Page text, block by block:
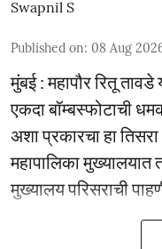
Swapnil S
Published on: 08 Aug
मुंबई : महापौर रितू
एकदा बॉम्बस्फोटाची
अशा प्रकारचा हा
महापालिका मुख्यालयात
मुख्यालय परिसराची